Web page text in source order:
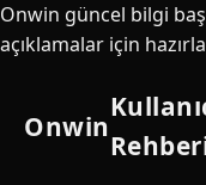
Onwin güncel bilgi
açıklamalar için
Onwin